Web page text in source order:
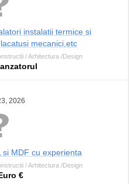
instalatii termice si
mecanici,etc
/ Arhitectura /Design
2026
si MDF cu experienta
/ Arhitectura /Design
€